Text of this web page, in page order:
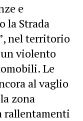
e
la Strada
nel territorio
violento
Le
al vaglio
zona
rallentamenti